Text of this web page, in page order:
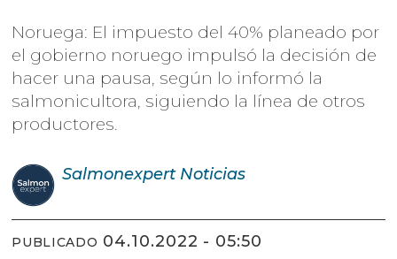
Noruega: El impuesto del 40% planeado por
el gobierno noruego impulsó la decisión de
hacer una pausa, según lo informó la
salmonicultora, siguiendo la línea de otros
productores.
Salmonexpert Noticias
PUBLICADO 04.10.2022 - 05:50